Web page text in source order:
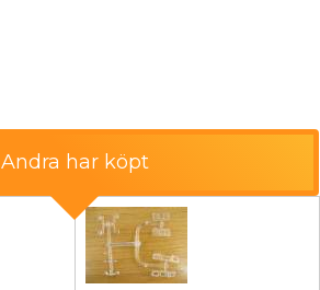
Andra har köpt